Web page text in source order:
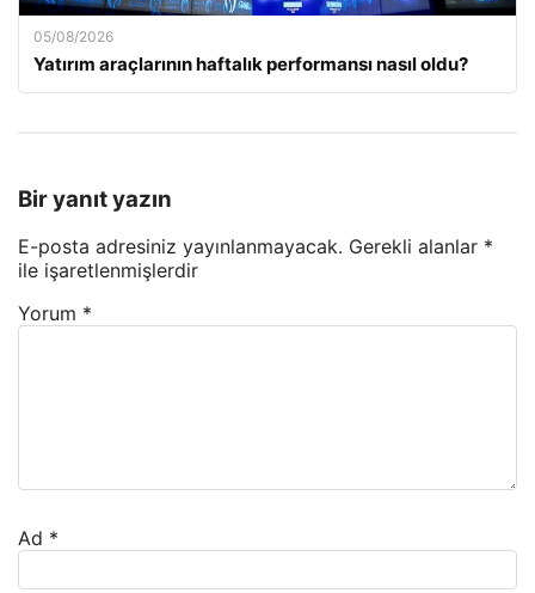
05/08/2026
Yatırım araçlarının haftalık performansı nasıl oldu?
Bir yanıt yazın
E-posta adresiniz yayınlanmayacak. Gerekli alanlar *
ile işaretlenmişlerdir
Yorum *
Ad *